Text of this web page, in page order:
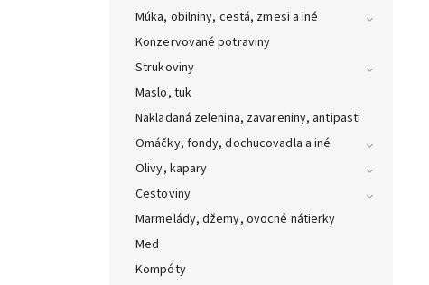
Múka, obilniny, cestá, zmesi a iné
Konzervované potraviny
Strukoviny
Maslo, tuk
Nakladaná zelenina, zavareniny, antipasti
Omáčky, fondy, dochucovadla a iné
Olivy, kapary
Cestoviny
Marmelády, džemy, ovocné nátierky
Med
Kompóty